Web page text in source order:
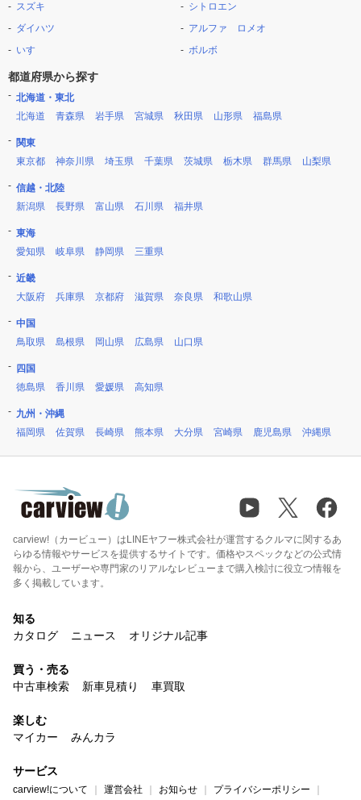
スズキ
ダイハツ
いすゞ
シトロエン
アルファ ロメオ
ボルボ
都道府県から探す
北海道・東北
北海道
青森県 岩手県 宮城県 秋田県 山形県 福島県
関東
東京都
神奈川県 埼玉県 千葉県 茨城県 栃木県 群馬県 山梨県
信越・北陸
新潟県
長野県 富山県 石川県 福井県
東海
愛知県
岐阜県 静岡県 三重県
近畿
大阪府
兵庫県 京都府 滋賀県 奈良県 和歌山県
中国
鳥取県
島根県 岡山県 広島県 山口県
四国
徳島県
香川県 愛媛県 高知県
九州・沖縄
福岡県
佐賀県 長崎県 熊本県 大分県 宮崎県 鹿児島県 沖縄県
carview!（カービュー）はLINEヤフー株式会社が運営するクルマに関するあ
らゆる情報やサービスを提供するサイトです。価格やスペックなどの公式情
報から、ユーザーや専門家のリアルなレビューまで購入検討に役立つ情報を
多く掲載しています。
知る
カタログ
ニュース オリジナル記事
買う・売る
中古車検索
新車見積り 車買取
楽しむ
マイカー
みんカラ
サービス
carview!について 運営会社 お知らせ プライバシーポリシー